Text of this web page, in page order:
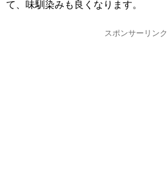
て、味馴染みも良くなります。
スポンサーリンク